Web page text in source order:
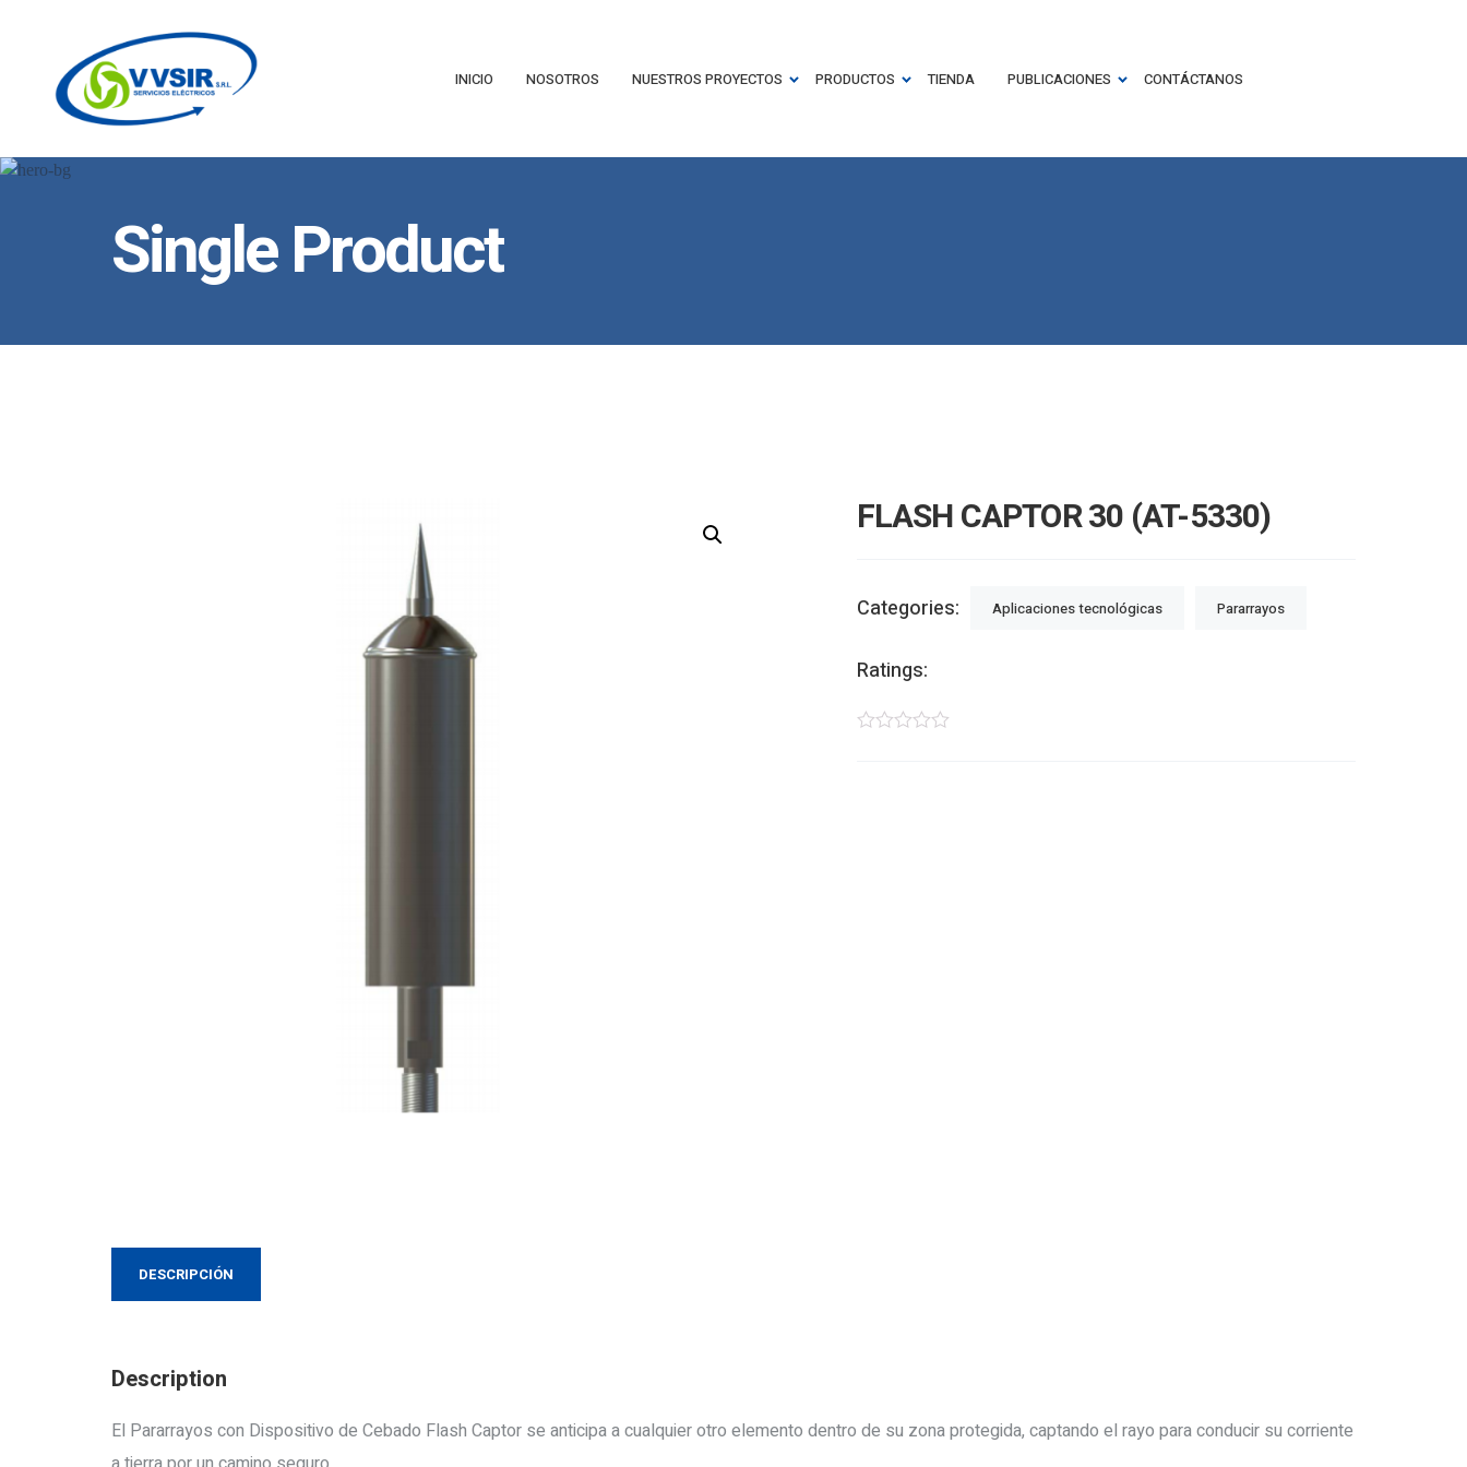
INICIO NOSOTROS NUESTROS PROYECTOS PRODUCTOS TIENDA PUBLICACIONES CONTÁCTANOS
Single Product
FLASH CAPTOR 30 (AT-5330)
Categories: Aplicaciones tecnológicas Pararrayos
Ratings:
DESCRIPCIÓN
Description
El Pararrayos con Dispositivo de Cebado Flash Captor se anticipa a cualquier otro elemento dentro de su zona protegida, captando el rayo para conducir su corriente